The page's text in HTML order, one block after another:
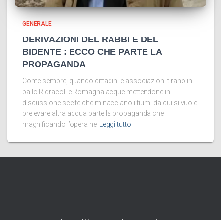
GENERALE
DERIVAZIONI DEL RABBI E DEL
BIDENTE : ECCO CHE PARTE LA
PROPAGANDA
Come sempre, quando cittadini e associazioni tirano in
ballo Ridracoli e Romagna acque mettendone in
discussione scelte che minacciano i fiumi da cui si vuole
prelevare altra acqua parte la propaganda che
magnificando l’opera ne
Leggi tutto